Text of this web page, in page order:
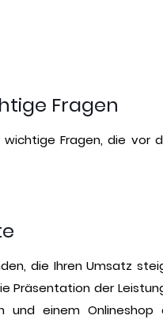
Fragen
Fragen, die vor
die Ihren Umsatz
Präsentation der
einem Onlineshop